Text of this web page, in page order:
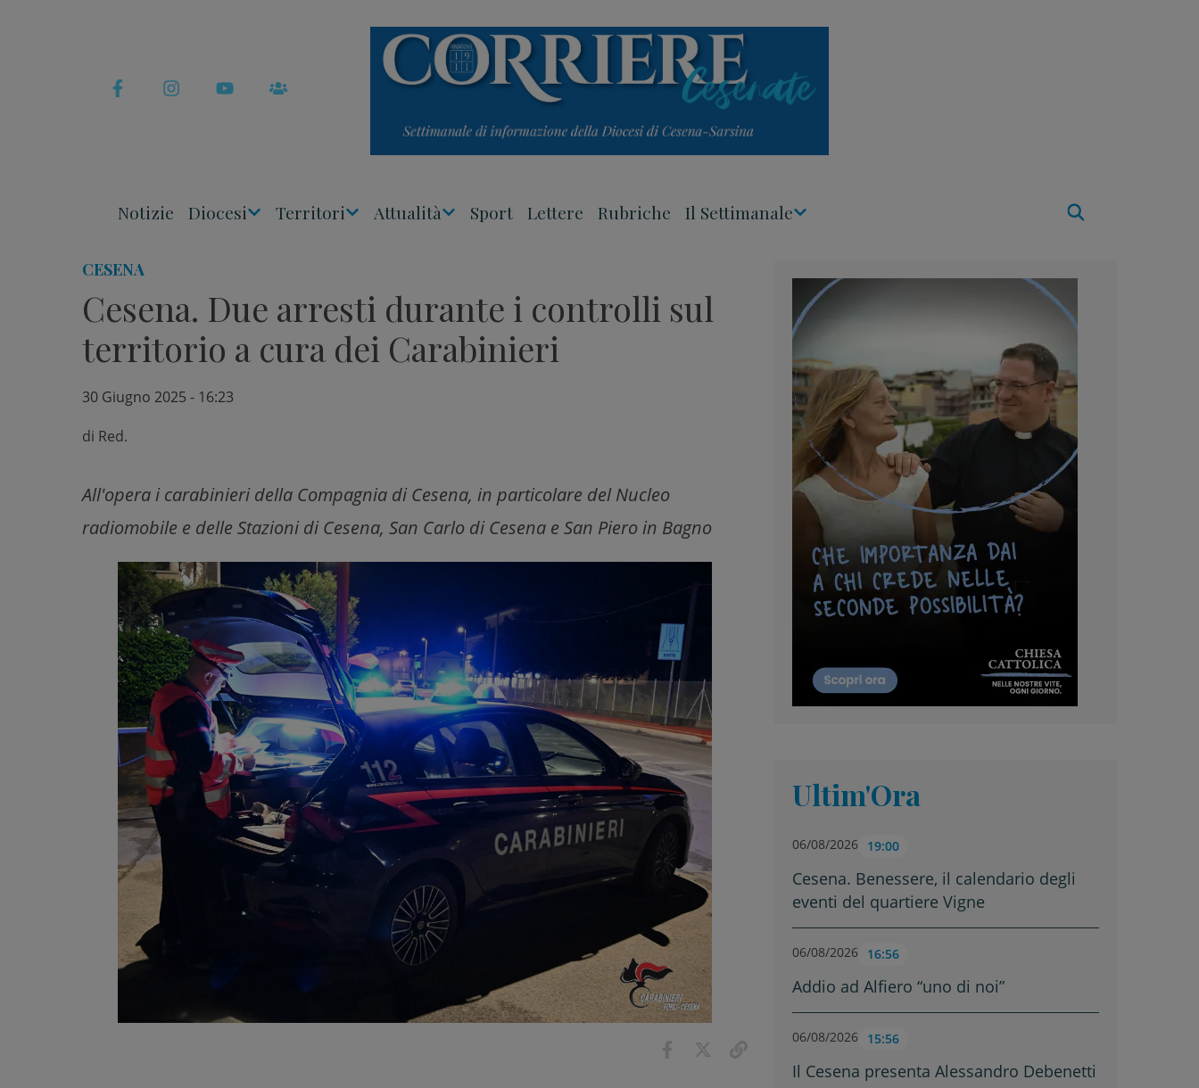
Notizie Diocesi Territori Attualità Sport Lettere Rubriche Il Settimanale
CESENA
Cesena. Due arresti durante i controlli sul
territorio a cura dei Carabinieri
30 Giugno 2025 - 16:23
di Red.
All'opera i carabinieri della Compagnia di Cesena, in particolare del Nucleo
radiomobile e delle Stazioni di Cesena, San Carlo di Cesena e San Piero in Bagno
Ultim'Ora
06/08/2026 19:00
Cesena. Benessere, il calendario degli
eventi del quartiere Vigne
06/08/2026 16:56
Addio ad Alfiero “uno di noi”
06/08/2026 15:56
Il Cesena presenta Alessandro Debenetti